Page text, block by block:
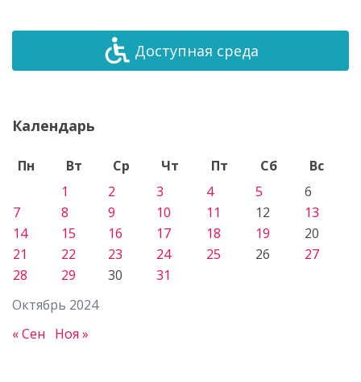
Доступная среда
Календарь
Октябрь 2024
Пн Вт Ср Чт Пт Сб
Вс
1
2 3 4 5
6
7
8 9 10 11 12
13
14
15 16 17 18 19
20
21
22 23 24 25 26
27
28
29 30 31
« Сен Ноя »